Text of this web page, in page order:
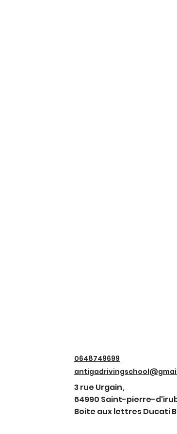
0648749699
3 rue Urgain,
64990 Saint-pierre-
Boite aux lettres Ducati